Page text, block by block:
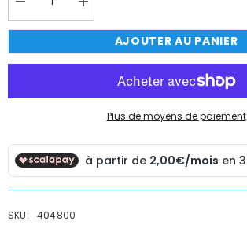
Réduire
la
quantité
Jeu
de
avec
Augmenter
la
quantité
Jeu
de
attaches
avec
silicone
AJOUTER AU PANIER
Plus de moyens de paiement
SKU: 404800